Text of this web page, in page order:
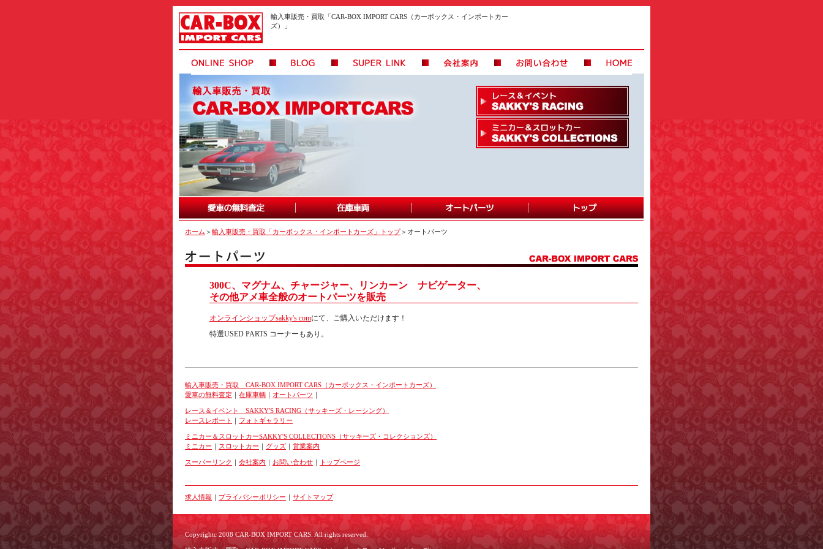
輸入車販売・買取「CAR-BOX IMPORT CARS（カーボックス・インポートカー
ズ）」
ホーム ＞ 輸入車販売・買取「カーボックス・インポートカーズ」トップ＞オートパーツ
300C、マグナム、チャージャー、リンカーン ナビゲーター、
その他アメ車全般のオートパーツを販売
オンラインショップsakky's comにて、ご購入いただけます！
特選USED PARTS コーナーもあり。
輸入車販売・買取 CAR-BOX IMPORT CARS（カーボックス・インポートカーズ）
愛車の無料査定 ｜ 在庫車輌 ｜ オートパーツ ｜
レース＆イベント SAKKY'S RACING（サッキーズ・レーシング）
レースレポート ｜ フォトギャラリー
ミニカー＆スロットカーSAKKY'S COLLECTIONS（サッキーズ・コレクションズ）
ミニカー ｜ スロットカー ｜ グッズ ｜ 営業案内
スーパーリンク ｜ 会社案内 ｜ お問い合わせ ｜ トップページ
求人情報 ｜ プライバシーポリシー ｜ サイトマップ
Copyrightc 2008 CAR-BOX IMPORT CARS. All rights reserved.